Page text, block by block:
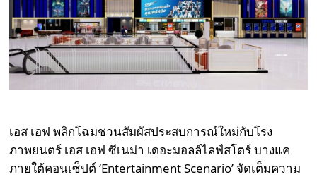
เอส เอฟ พลิกโฉมชวนสัมผัสประสบการณ์ใหม่กับโรง
ภาพยนตร์ เอส เอฟ ซีเนม่า เดอะมอลล์ไลฟ์สโตร์ บางแค
ภายใต้คอนเซ็ปต์ ‘Entertainment Scenario’ จัดเต็มความ